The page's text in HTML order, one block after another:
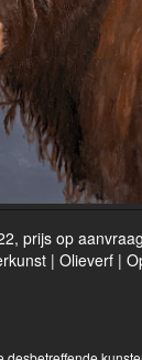
prijs op aanvraag
| Olieverf |